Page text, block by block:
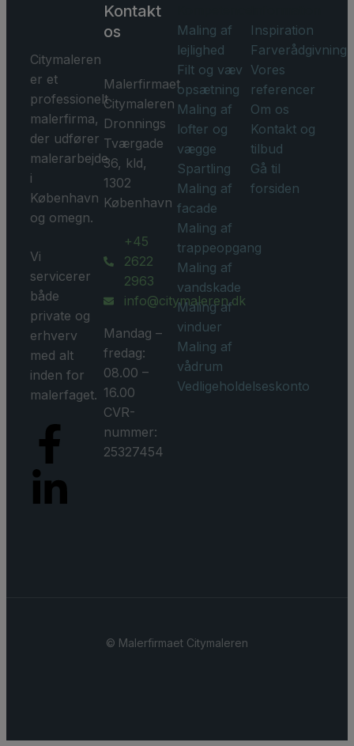
Citymaleren
er et
professionelt
malerfirma,
der udfører
malerarbejde
i
København
og omegn.
Vi
servicerer
både
private og
erhverv
med alt
inden for
malerfaget.
Kontakt
os
Malerfirmaet
Citymaleren
Dronnings
Tværgade
36, kld,
1302
København
+45
2622
2963
info@citymaleren.dk
Mandag –
fredag:
08.00 –
16.00
CVR-
nummer:
25327454
Maling af
lejlighed
Filt og væv
opsætning
Maling af
lofter og
vægge
Spartling
Maling af
facade
Maling af
trappeopgang
Maling af
vandskade
Maling af
vinduer
Maling af
vådrum
Vedligeholdelseskonto
Inspiration
Farverådgivning
Vores
referencer
Om os
Kontakt og
tilbud
Gå til
forsiden
© ​Malerfirmaet Citymaleren